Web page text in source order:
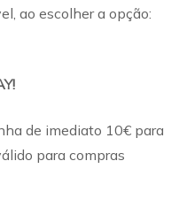
ao escolher a opção:
de imediato 10€ para
para compras